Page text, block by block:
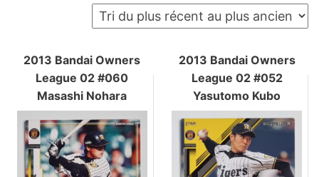
pop
cultureplus
au
plus
ancien
2013 Bandai Owners
League 02 #060
Masashi Nohara
2013 Bandai Owners
League 02 #052
Yasutomo Kubo